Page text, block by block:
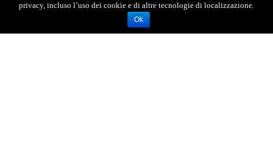
privacy, incluso l’uso dei cookie e di altre tecnologie di localizzazione.
Ok